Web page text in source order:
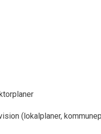
(lokalplaner,